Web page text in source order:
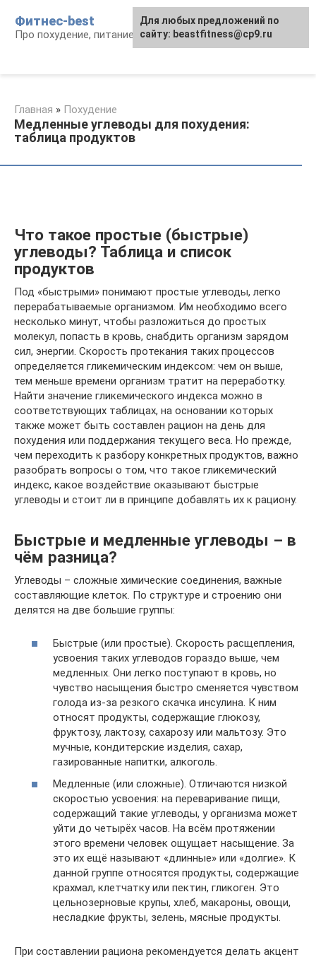
контенту
Фитнес-best
Про похудение, питание и фитнес
Главная » Похудение
Медленные углеводы для похудения:
таблица продуктов
Что такое простые (быстрые)
углеводы? Таблица и список
продуктов
Под «быстрыми» понимают простые углеводы, легко
перерабатываемые организмом. Им необходимо всего
несколько минут, чтобы разложиться до простых
молекул, попасть в кровь, снабдить организм зарядом
сил, энергии. Скорость протекания таких процессов
определяется гликемическим индексом: чем он выше,
тем меньше времени организм тратит на переработку.
Найти значение гликемического индекса можно в
соответствующих таблицах, на основании которых
также может быть составлен рацион на день для
похудения или поддержания текущего веса. Но прежде,
чем переходить к разбору конкретных продуктов, важно
разобрать вопросы о том, что такое гликемический
индекс, какое воздействие оказывают быстрые
углеводы и стоит ли в принципе добавлять их к рациону.
Быстрые и медленные углеводы – в
чём разница?
Углеводы – сложные химические соединения, важные
составляющие клеток. По структуре и строению они
делятся на две большие группы:
Быстрые (или простые). Скорость расщепления,
усвоения таких углеводов гораздо выше, чем
медленных. Они легко поступают в кровь, но
чувство насыщения быстро сменяется чувством
голода из-за резкого скачка инсулина. К ним
относят продукты, содержащие глюкозу,
фруктозу, лактозу, сахарозу или мальтозу. Это
мучные, кондитерские изделия, сахар,
газированные напитки, алкоголь.
Медленные (или сложные). Отличаются низкой
скоростью усвоения: на переваривание пищи,
содержащий такие углеводы, у организма может
уйти до четырёх часов. На всём протяжении
этого времени человек ощущает насыщение. За
это их ещё называют «длинные» или «долгие». К
данной группе относятся продукты, содержащие
крахмал, клетчатку или пектин, гликоген. Это
цельнозерновые крупы, хлеб, макароны, овощи,
несладкие фрукты, зелень, мясные продукты.
При составлении рациона рекомендуется делать акцент
Для любых предложений по
сайту: beastfitness@cp9.ru